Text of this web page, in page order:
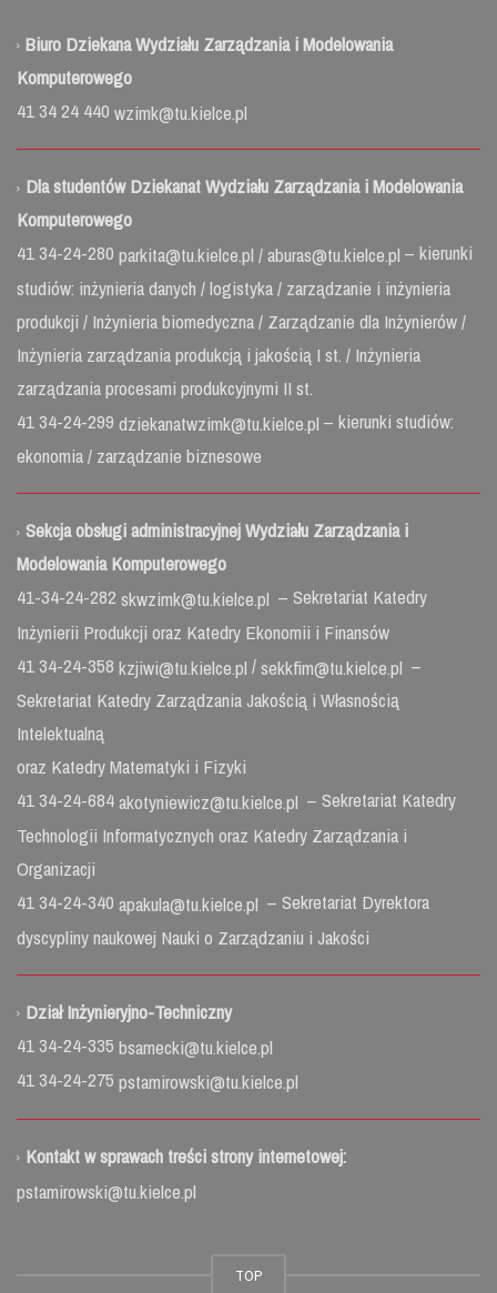
Biuro Dziekana Wydziału Zarządzania i Modelowania
Komputerowego
41 34 24 440 wzimk@tu.kielce.pl
Dla studentów Dziekanat Wydziału Zarządzania i Modelowania
Komputerowego
41 34-24-280 parkita@tu.kielce.pl /aburas@tu.kielce.pl – kierunki
studiów: inżynieria danych / logistyka / zarządzanie i inżynieria
produkcji / Inżynieria biomedyczna / Zarządzanie dla Inżynierów /
Inżynieria zarządzania produkcją i jakością I st. / Inżynieria
zarządzania procesami produkcyjnymi II st.
41 34-24-299 dziekanatwzimk@tu.kielce.pl – kierunki studiów:
ekonomia / zarządzanie biznesowe
Sekcja obsługi administracyjnej Wydziału Zarządzania i
Modelowania Komputerowego
41-34-24-282 skwzimk@tu.kielce.pl – Sekretariat Katedry
Inżynierii Produkcji oraz Katedry Ekonomii i Finansów
41 34-24-358 kzjiwi@tu.kielce.pl /sekkfim@tu.kielce.pl –
Sekretariat Katedry Zarządzania Jakością i Własnością
Intelektualną
oraz Katedry Matematyki i Fizyki
41 34-24-684akotyniewicz@tu.kielce.pl – Sekretariat Katedry
Technologii Informatycznych oraz Katedry Zarządzania i
Organizacji
41 34-24-340 apakula@tu.kielce.pl – Sekretariat Dyrektora
dyscypliny naukowej Nauki o Zarządzaniu i Jakości
Dział Inżynieryjno-Techniczny
41 34-24-335 bsarnecki@tu.kielce.pl
41 34-24-275 pstamirowski@tu.kielce.pl
Kontakt w sprawach treści strony internetowej:
pstamirowski@tu.kielce.pl
TOP